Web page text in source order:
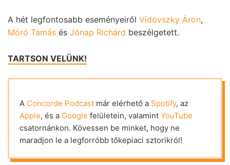
A hét legfontosabb eseményeiről Vidovszky Áron,
Móró Tamás és Jónap Richárd beszélgetett.
TARTSON VELÜNK!
A Concorde Podcast már elérhető a Spotify, az
Apple, és a Google felületein, valamint YouTube
csatornánkon. Kövessen be minket, hogy ne
maradjon le a legforróbb tőkepiaci sztorikról!